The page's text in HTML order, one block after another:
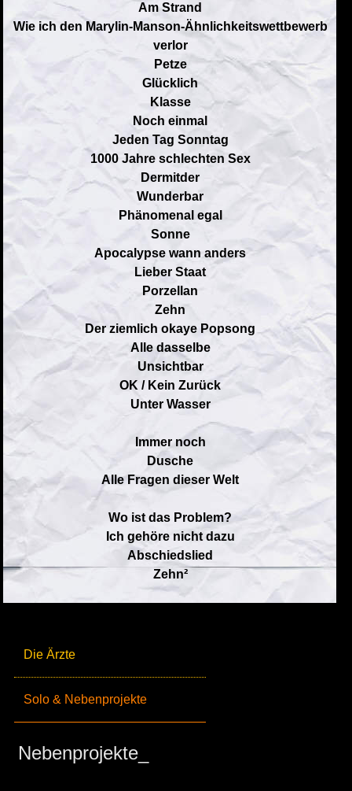
Die Ärzte
Solo & Nebenprojekte
Nebenprojekte_
Am Strand
Wie ich den Marylin-Manson-Ähnlichkeitswettbewerb
verlor
Petze
Glücklich
Klasse
Noch einmal
Jeden Tag Sonntag
1000 Jahre schlechten Sex
Dermitder
Wunderbar
Phänomenal egal
Sonne
Apocalypse wann anders
Lieber Staat
Porzellan
Zehn
Der ziemlich okaye Popsong
Alle dasselbe
Unsichtbar
OK / Kein Zurück
Unter Wasser
Immer noch
Dusche
Alle Fragen dieser Welt
Wo ist das Problem?
Ich gehöre nicht dazu
Abschiedslied
Zehn²